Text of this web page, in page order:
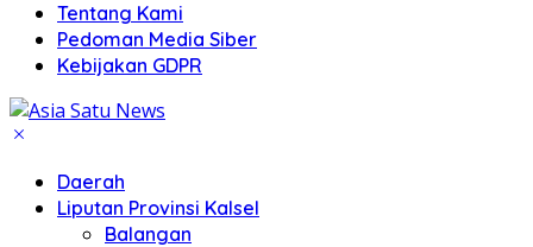
Tentang Kami
Pedoman Media Siber
Kebijakan GDPR
Daerah
Liputan Provinsi Kalsel
Balangan